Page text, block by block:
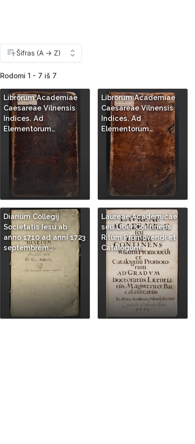
Rodomi 1 - 7 iš 7
Librorum Academiae
Caesareae Vilnensis
Indices. Ad
Elementorum…
Librorum Academiae
Caesareae Vilnensis
Indices. Ad
Elementorum…
Diarium Collegij
Societatis Iesu ab
anno 1710 ad anni 1723
septembrem…
Laureae Academicae
seu Liber Continens
Ritum Promovendi et
Catalogum…